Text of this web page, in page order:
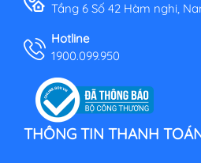
Tầng 6 Số 42 Hàm nghi,
Hotline
1900.099.950
THÔNG TIN THANH